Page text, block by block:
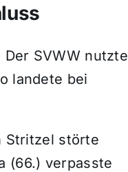
SVWW nutzte
landete bei
Stritzel störte
(66.) verpasste